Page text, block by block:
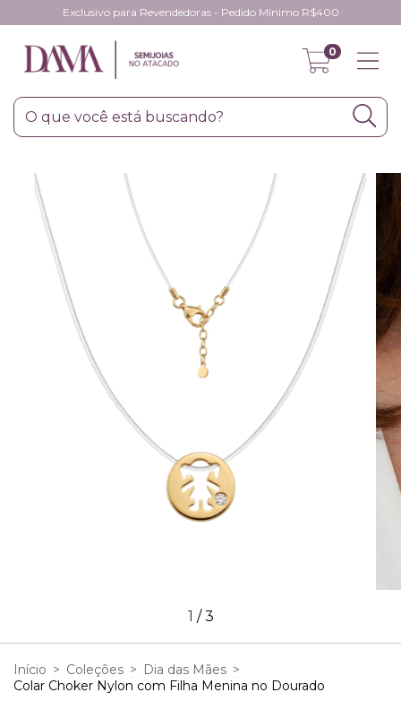
Exclusivo para Revendedoras - Pedido Mínimo R$400
0
1 /3
Início > Coleções > Dia das Mães >
Colar Choker Nylon com Filha Menina no Dourado